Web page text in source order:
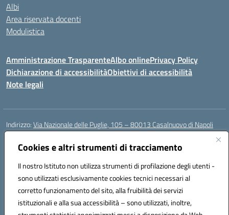
Cookies e altri strumenti di tracciamento
Il nostro Istituto non utilizza strumenti di profilazione degli utenti -
sono utilizzati esclusivamente cookies tecnici necessari al
corretto funzionamento del sito, alla fruibilità dei servizi
istituzionali e alla sua accessibilità – sono utilizzati, inoltre,
Albi
Area riservata docenti
Modulistica
Amministrazione TrasparenteAlbo onlinePrivacy Policy
Dichiarazione di accessibilitàObiettivi di accessibilità
Note legali
Indirizzo:Via Nazionale delle Puglie, 105 – 80013 Casalnuovo di Napoli
Centralino:
Email:naee32300a@istruzione.it
Codice fiscale: 93007720639
Codice meccanografico:
NAEE32300A
Codice unico di fatturazione (CUF): UFDMFG